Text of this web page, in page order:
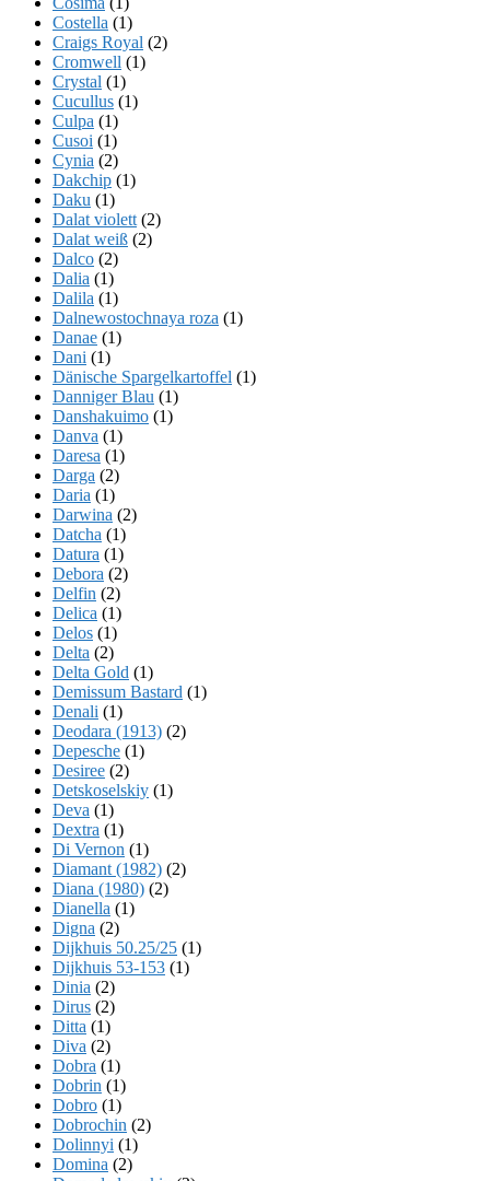
Costella (1)
Craigs Royal (2)
Cromwell (1)
Crystal (1)
Cucullus (1)
Culpa (1)
Cusoi (1)
Cynia (2)
Dakchip (1)
Daku (1)
Dalat violett (2)
Dalat weiß (2)
Dalco (2)
Dalia (1)
Dalila (1)
Dalnewostochnaya roza (1)
Danae (1)
Dani (1)
Dänische Spargelkartoffel (1)
Danniger Blau (1)
Danshakuimo (1)
Danva (1)
Daresa (1)
Darga (2)
Daria (1)
Darwina (2)
Datcha (1)
Datura (1)
Debora (2)
Delfin (2)
Delica (1)
Delos (1)
Delta (2)
Delta Gold (1)
Demissum Bastard (1)
Denali (1)
Deodara (1913) (2)
Depesche (1)
Desiree (2)
Detskoselskiy (1)
Deva (1)
Dextra (1)
Di Vernon (1)
Diamant (1982) (2)
Diana (1980) (2)
Dianella (1)
Digna (2)
Dijkhuis 50.25/25 (1)
Dijkhuis 53-153 (1)
Dinia (2)
Dirus (2)
Ditta (1)
Diva (2)
Dobra (1)
Dobrin (1)
Dobro (1)
Dobrochin (2)
Dolinnyi (1)
Domina (2)